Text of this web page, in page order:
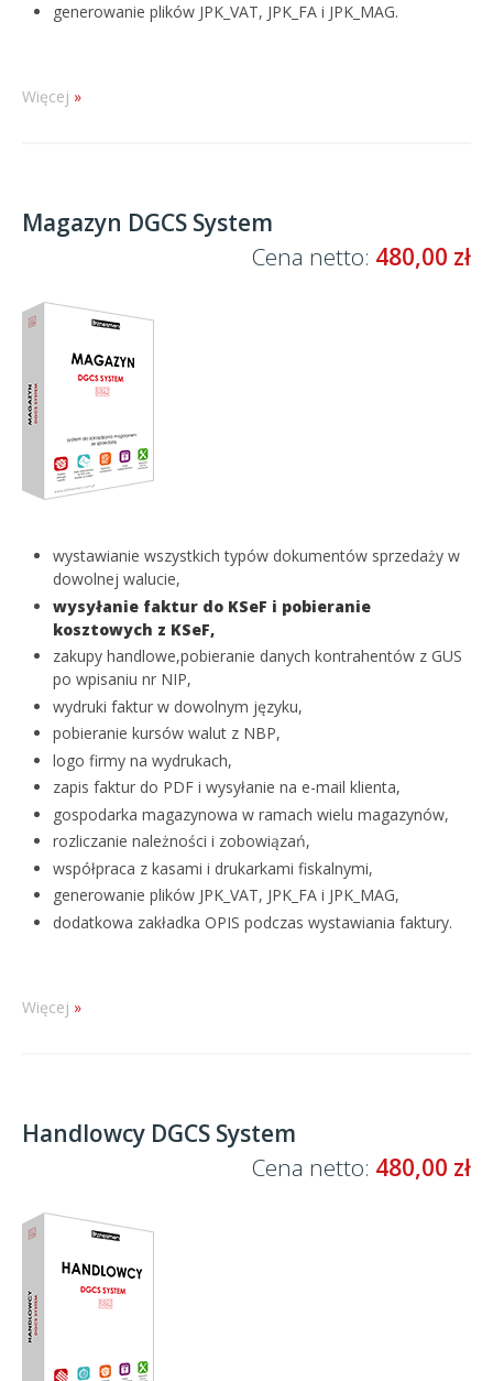
generowanie plików JPK_VAT, JPK_FA i JPK_MAG.
Więcej
Magazyn DGCS System
Cena netto: 480,00 zł
wystawianie wszystkich typów dokumentów sprzedaży w
dowolnej walucie,
wysyłanie faktur do KSeF i pobieranie
kosztowych z KSeF,
zakupy handlowe,pobieranie danych kontrahentów z GUS
po wpisaniu nr NIP,
wydruki faktur w dowolnym języku,
pobieranie kursów walut z NBP,
logo firmy na wydrukach,
zapis faktur do PDF i wysyłanie na e-mail klienta,
gospodarka magazynowa w ramach wielu magazynów,
rozliczanie należności i zobowiązań,
współpraca z kasami i drukarkami fiskalnymi,
generowanie plików JPK_VAT, JPK_FA i JPK_MAG,
dodatkowa zakładka OPIS podczas wystawiania faktury.
Więcej
Handlowcy DGCS System
Cena netto: 480,00 zł